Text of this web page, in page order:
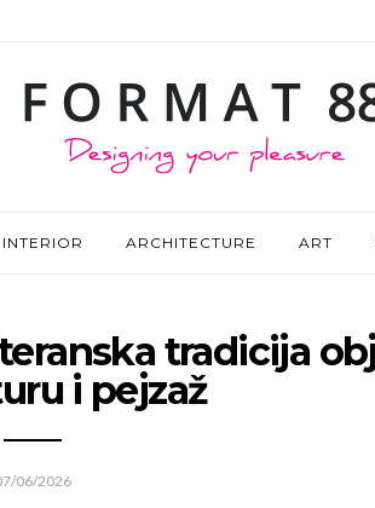
INTERIOR ARCHITECTURE ART
tradicija
i pejzaž
06/2026